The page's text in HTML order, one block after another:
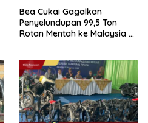
Bea Cukai Gagalkan
Penyelundupan 99,5 Ton
Rotan Mentah ke Malaysia di